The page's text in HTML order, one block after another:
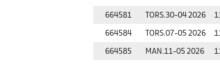
664581 TORS.30-04 2026
664584 TORS.07-05 2026
664585 MAN.11-05 2026